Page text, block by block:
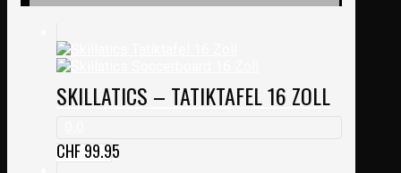
SKILLATICS – TATIKTAFEL 16 ZOLL
CHF99.95